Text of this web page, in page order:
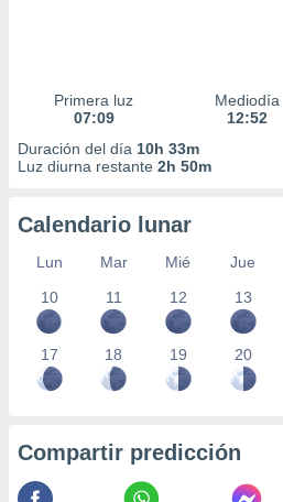
Primera luz
07:09
Mediodía
12:52
Duración del día 10h 33m
Luz diurna restante 2h 50m
Calendario lunar
Lun Mar Mié Jue
10
11 12 13
17 18 19 20
Compartir predicción